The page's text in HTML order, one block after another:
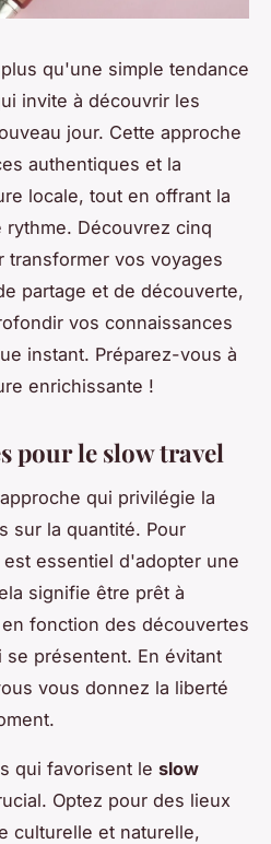
qu'une simple tendance
invite à découvrir les
jour. Cette approche
authentiques et la
locale, tout en offrant la
Découvrez cinq
transformer vos voyages
partage et de découverte,
vos connaissances
instant. Préparez-vous à
enrichissante !
pour le slow travel
qui privilégie la
sur la quantité. Pour
essentiel d'adopter une
signifie être prêt à
fonction des découvertes
présentent. En évitant
vous donnez la liberté
qui favorisent le slow
Optez pour des lieux
culturelle et naturelle,